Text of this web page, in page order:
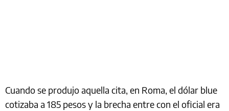
Cuando se produjo aquella cita, en Roma, el dólar blue
cotizaba a 185 pesos y la brecha entre con el oficial era